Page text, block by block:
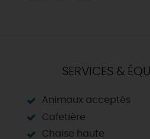
SERVICES &
Animaux acceptés
Cafetière
Chaise haute